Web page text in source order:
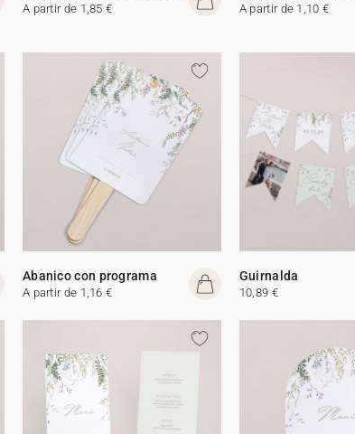
A partir de 1,85 € A partir de 1,10 €
Abanico con programa
A partir de 1,16 €
Guirnalda
10,89 €